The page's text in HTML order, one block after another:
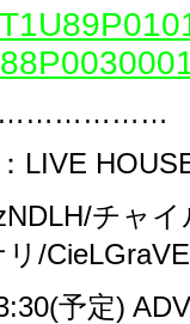
LIVE
チャ
/
予定)